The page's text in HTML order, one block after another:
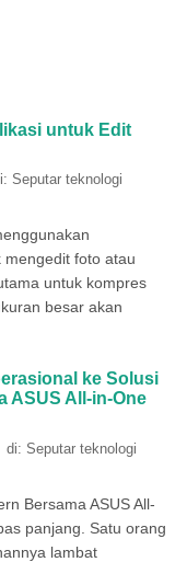
untuk Edit
Seputar teknologi
mengedit foto atau
untuk kompres
besar akan
ke Solusi
ASUS All-in-One
di: Seputar teknologi
Bersama ASUS All-
panjang. Satu orang
lambat